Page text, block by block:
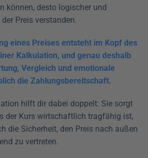
können, desto logischer und
Preis verstanden.
eines Preises entsteht im Kopf des
Kalkulation, und genau deshalb
Vergleich und emotionale
die Zahlungsbereitschaft.
hilft dir dabei doppelt: Sie sorgt
der Kurs wirtschaftlich tragfähig ist,
die Sicherheit, den Preis nach außen
zu vertreten.